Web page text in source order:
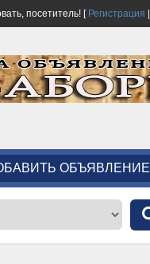
посетитель! [ Регистрация
ОБЪЯВЛЕНИЕ